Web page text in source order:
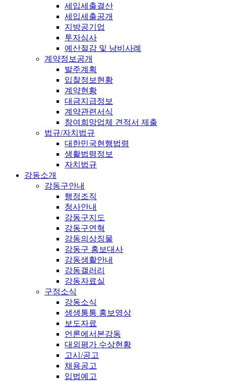
세입세출결산
세입세출공개
지방공기업
투자심사
예산절감 및 낭비사례
계약정보공개
발주계획
입찰정보현황
계약현황
대금지급정보
계약관련서식
참여희망업체 견적서 제출
법규/자치법규
대한민국현행법령
생활법령정보
자치법규
강동소개
강동구안내
행정조직
청사안내
강동구지도
강동구연혁
강동의상징물
강동구 홍보대사
강동생활안내
강동갤러리
강동자료실
구정소식
강동소식
생생통통 홍보영상
보도자료
언론에서본강동
대외평가 수상현황
고시/공고
채용공고
입법예고